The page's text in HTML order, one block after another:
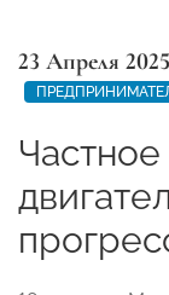
23 Апреля 2025